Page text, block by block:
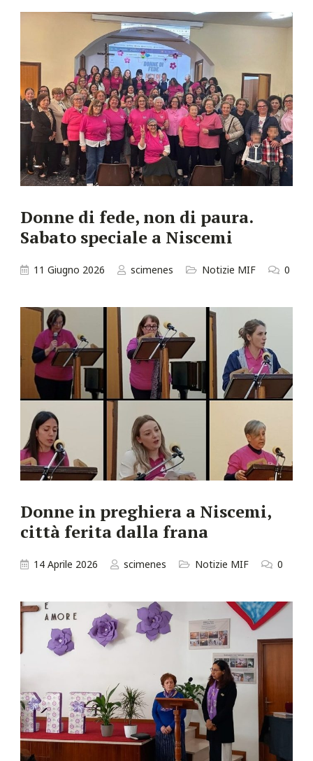
Donne di fede, non di paura.
Sabato speciale a Niscemi
11 Giugno 2026 scimenes Notizie MIF 0
Donne in preghiera a Niscemi,
città ferita dalla frana
14 Aprile 2026 scimenes Notizie MIF 0